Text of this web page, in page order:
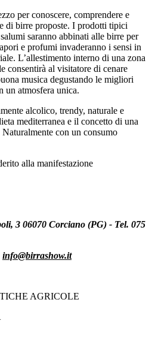
per conoscere, comprendere e
di birre proposte. I prodotti tipici
saranno abbinati alle birre per
e profumi invaderanno i sensi in
L’allestimento interno di una zona
consentirà al visitatore di cenare
musica degustando le migliori
un atmosfera unica.
alcolico, trendy, naturale e
mediterranea e il concetto di una
con un consumo
alla manifestazione
3 06070 Corciano (PG) - Tel. 075
info@birrashow.it
AGRICOLE